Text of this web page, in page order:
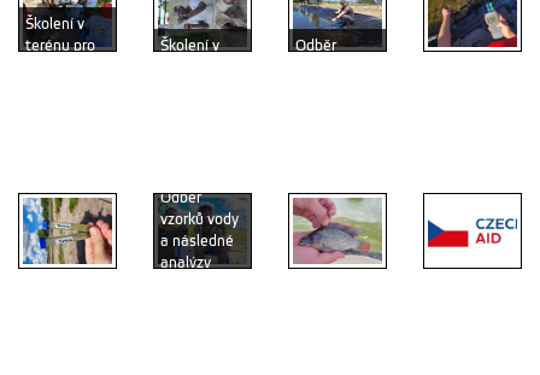
Školení v
terénu pro
Školení v
Odběr
Odběr
vzorků vody
a následné
analýzy